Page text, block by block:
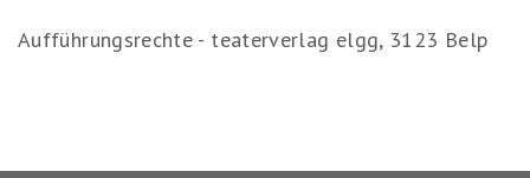
Aufführungsrechte - teaterverlag elgg, 3123 Belp